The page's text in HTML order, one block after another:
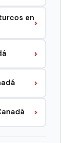
en›
›
›
›